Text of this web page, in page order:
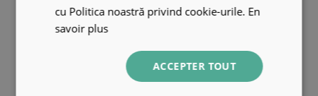
cu Politica noastră privind cookie-urile. En
savoir plus
ACCEPTER TOUT